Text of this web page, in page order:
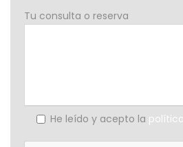
Tu consulta o reserva
He leído y acepto la